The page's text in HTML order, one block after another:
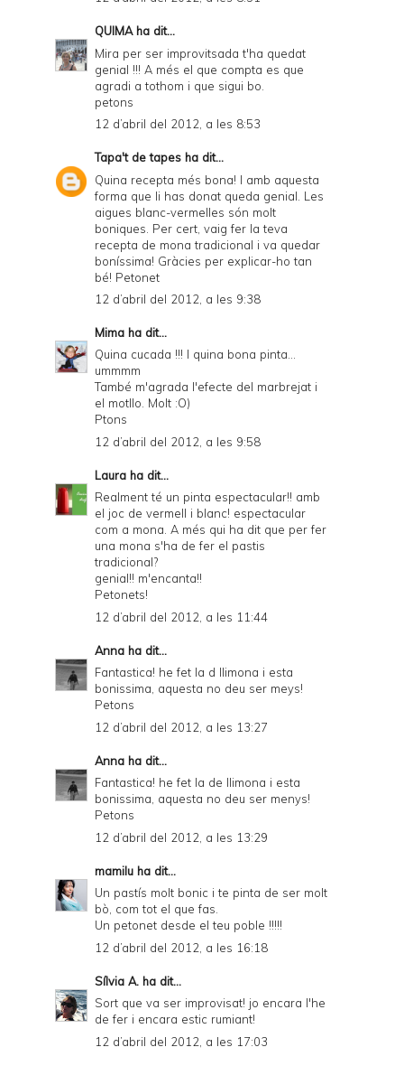
F
QUIMAha dit...
Mira per ser improvitsada t'ha quedat
genial !!! A més el que compta es que
agradi a tothom i que sigui bo.
petons
12 d’abril del 2012, a les 8:53
Tapa't de tapes ha dit...
Quina recepta més bona! I amb aquesta
forma que li has donat queda genial. Les
aigues blanc-vermelles són molt
boniques. Per cert, vaig fer la teva
recepta de mona tradicional i va quedar
boníssima! Gràcies per explicar-ho tan
bé! Petonet
12 d’abril del 2012, a les 9:38
Mima ha dit...
Quina cucada !!! I quina bona pinta...
ummmm
També m'agrada l'efecte del marbrejat i
el motllo. Molt :O)
Ptons
12 d’abril del 2012, a les 9:58
Laura ha dit...
Realment té un pinta espectacular!! amb
el joc de vermell i blanc! espectacular
com a mona. A més qui ha dit que per fer
una mona s'ha de fer el pastis
tradicional?
genial!! m'encanta!!
Petonets!
12 d’abril del 2012, a les 11:44
Anna ha dit...
Fantastica! he fet la d llimona i esta
bonissima, aquesta no deu ser meys!
Petons
12 d’abril del 2012, a les 13:27
Anna ha dit...
Fantastica! he fet la de llimona i esta
bonissima, aquesta no deu ser menys!
Petons
12 d’abril del 2012, a les 13:29
mamilu ha dit...
Un pastís molt bonic i te pinta de ser molt
bò, com tot el que fas.
Un petonet desde el teu poble !!!!!
12 d’abril del 2012, a les 16:18
Sílvia A. ha dit...
Sort que va ser improvisat! jo encara l'he
de fer i encara estic rumiant!
12 d’abril del 2012, a les 17:03